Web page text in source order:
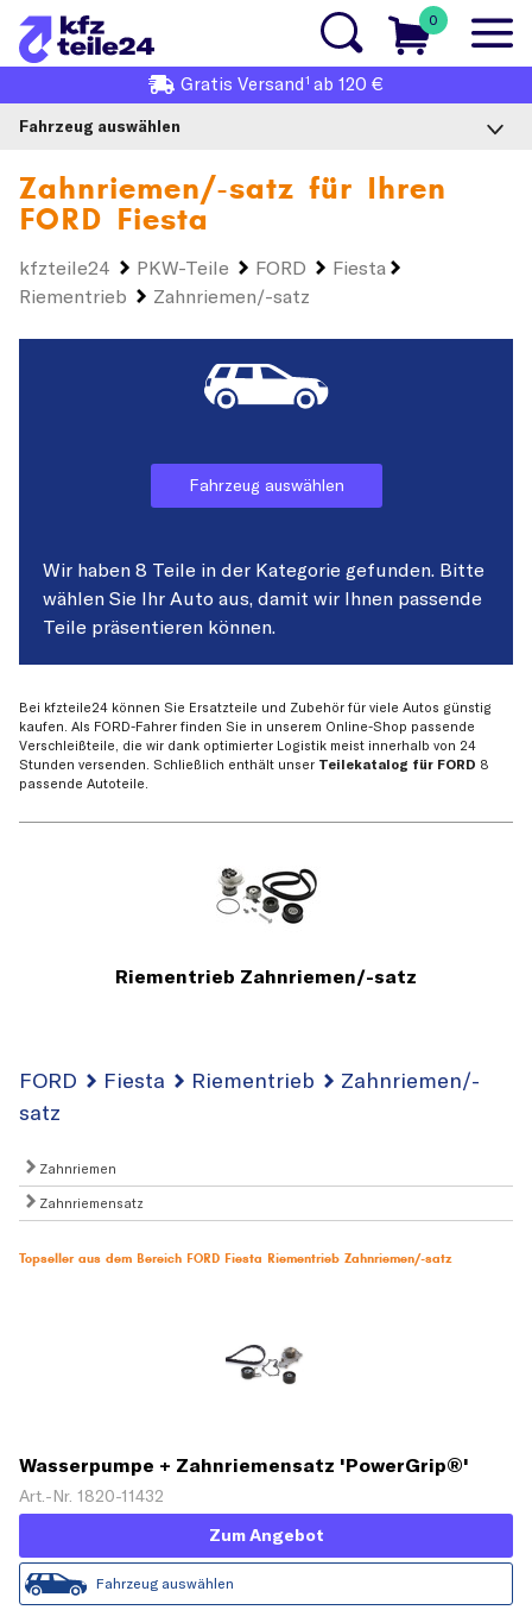
0
Gratis Versand1 ab 120 €
Fahrzeug auswählen
Zahnriemen/-satz für Ihren
FORD Fiesta
kfzteile24 PKW-Teile FORD
Fiesta
Riementrieb
Zahnriemen/-satz
Fahrzeug auswählen
Wir haben 8 Teile in der Kategorie gefunden. Bitte
wählen Sie Ihr Auto aus, damit wir Ihnen passende
Teile präsentieren können.
Bei kfzteile24 können Sie Ersatzteile und Zubehör für viele Autos günstig
kaufen. Als FORD-Fahrer finden Sie in unserem Online-Shop passende
Verschleißteile, die wir dank optimierter Logistik meist innerhalb von 24
Stunden versenden. Schließlich enthält unser Teilekatalog für FORD 8
passende Autoteile.
Riementrieb Zahnriemen/-satz
FORD Fiesta Riementrieb
Zahnriemen/-
satz
Zahnriemen
Zahnriemensatz
Topseller aus dem Bereich FORD Fiesta Riementrieb Zahnriemen/-satz
Wasserpumpe + Zahnriemensatz 'PowerGrip®'
Art.-Nr. 1820-11432
Zum Angebot
Fahrzeug auswählen